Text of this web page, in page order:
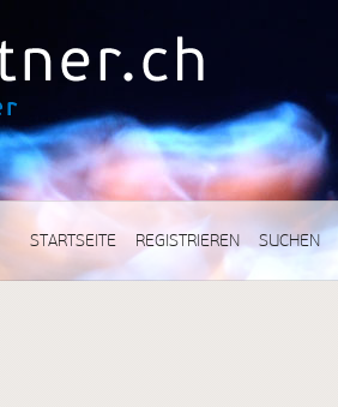
STARTSEITE REGISTRIEREN SUCHEN